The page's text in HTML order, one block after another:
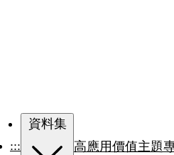
:::
資料集
高應用價值主題